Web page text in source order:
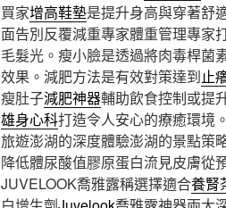
買家增高鞋墊是提升身高與穿著舒
面告別反覆減重專家體重管理專家
毛髮光。瘦小臉是透過將肉毒桿菌
效果。減肥方法是有效對策達到止
瘦肚子減肥神器輔助飲食控制或提
雄身心科打造令人安心的療癒環境
旅遊澎湖的深度體驗澎湖的景點策
降低體尿酸值膠原蛋白流見皮膚從
JUVELOOK喬雅露稱選擇適合養腎